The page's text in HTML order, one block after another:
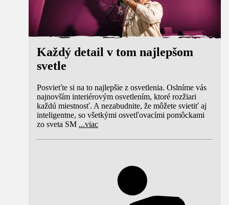
Každý detail v tom najlepšom
svetle
Posvieťte si na to najlepšie z osvetlenia. Oslníme vás
najnovším interiérovým osvetlením, ktoré rozžiari
každú miestnosť. A nezabudnite, že môžete svietiť aj
inteligentne, so všetkými osvetľovacími pomôckami
zo sveta SM ...viac